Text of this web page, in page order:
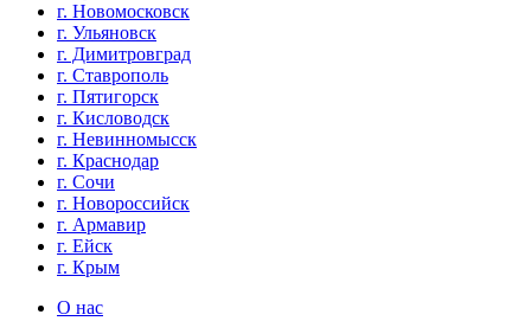
г. Новомосковск
г. Ульяновск
г. Димитровград
г. Ставрополь
г. Пятигорск
г. Кисловодск
г. Невинномысск
г. Краснодар
г. Сочи
г. Новороссийск
г. Армавир
г. Ейск
г. Крым
О нас